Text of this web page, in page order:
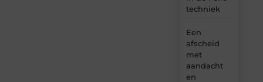
techniek
Een
afscheid
met
aandacht
en